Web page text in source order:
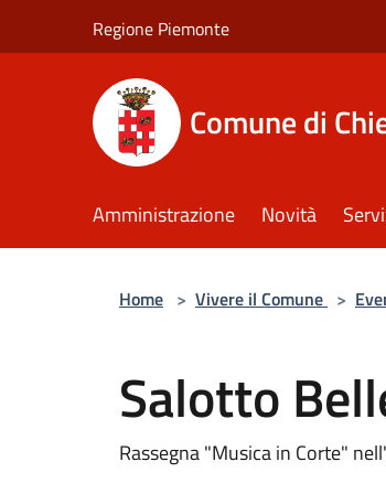
Regione Piemonte
Comune di
Amministrazione Novità
Home > Vivere il Comune >
Salotto
Rassegna "Musica in Corte"